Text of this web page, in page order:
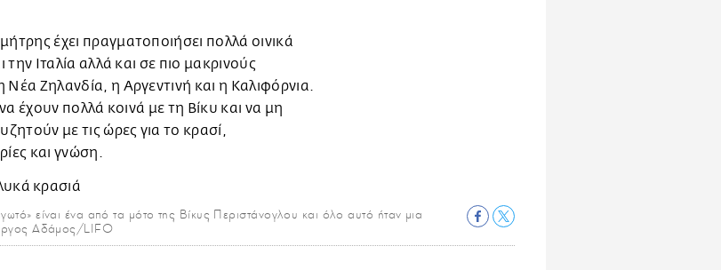
έχει πραγματοποιήσει πολλά οινικά
την Ιταλία αλλά και σε πιο μακρινούς
Ζηλανδία, η Αργεντινή και η Καλιφόρνια.
έχουν πολλά κοινά με τη Βίκυ και να μη
με τις ώρες για το κρασί,
και γνώση.
είναι ένα από τα μότο της Βίκυς Περιστάνογλου και όλο αυτό ήταν μια
Αδάμος/LIFO